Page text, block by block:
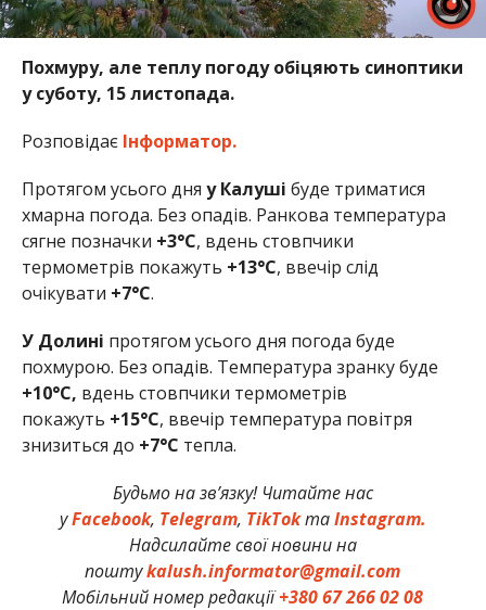
Похмуру, але теплу погоду обіцяють синоптики
у суботу, 15 листопада.
РозповідаєІнформатор.
Протягом усього дня у Калуші буде триматися
хмарна погода. Без опадів. Ранкова температура
сягне позначки +3°C, вдень стовпчики
термометрів покажуть +13°C, ввечір слід
очікувати +7°C.
У Долині протягом усього дня погода буде
похмурою. Без опадів. Температура зранку буде
+10°C, вдень стовпчики термометрів
покажуть +15°C, ввечір температура повітря
знизиться до +7°C тепла.
Будьмо на зв’язку! Читайте нас
уFacebook, Telegram, TikTokтаInstagram.
Надсилайте свої новини на
поштуkalush.informator@gmail.com
Мобільний номер редакції+380 67 266 02 08